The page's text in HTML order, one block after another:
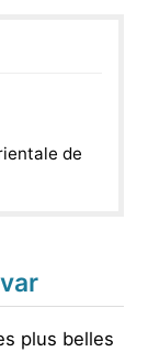
de
plus belles